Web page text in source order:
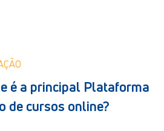
é a principal Plataforma
de cursos online?